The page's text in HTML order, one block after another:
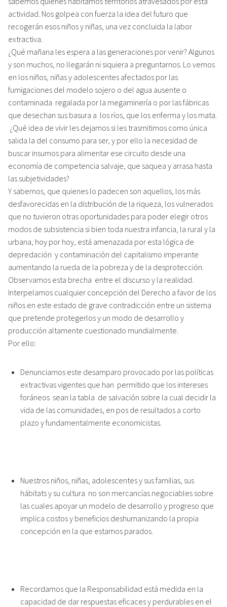
actividad. Nos golpea con fuerza la idea del futuro que
recogerán esos niños y niñas, una vez concluida la labor
extractiva.
¿Qué mañana les espera a las generaciones por venir? Algunos
y son muchos, no llegarán ni siquiera a preguntarnos. Lo vemos
en los niños, niñas y adolescentes afectados por las
fumigaciones del modelo sojero o del agua ausente o
contaminada regalada por la megaminería o por las fábricas
que desechan sus basura a los ríos, que los enferma y los mata.
¿Qué idea de vivir les dejamos si les trasmitimos como única
salida la del consumo para ser, y por ello la necesidad de
buscar insumos para alimentar ese circuito desde una
economía de competencia salvaje, que saquea y arrasa hasta
las subjetividades?
Y sabemos, que quienes lo padecen son aquellos, los más
desfavorecidas en la distribución de la riqueza, los vulnerados
que no tuvieron otras oportunidades para poder elegir otros
modos de subsistencia si bien toda nuestra infancia, la rural y la
urbana, hoy por hoy, está amenazada por esta lógica de
depredación y contaminación del capitalismo imperante
aumentando la rueda de la pobreza y de la desprotección.
Observamos esta brecha entre el discurso y la realidad.
Interpelamos cualquier concepción del Derecho a favor de los
niños en este estado de grave contradicción entre un sistema
que pretende protegerlos y un modo de desarrollo y
producción altamente cuestionado mundialmente.
Por ello:
Denunciamos este desamparo provocado por las políticas
extractivas vigentes que han permitido que los intereses
foráneos sean la tabla de salvación sobre la cual decidir la
vida de las comunidades, en pos de resultados a corto
plazo y fundamentalmente economicistas.
Nuestros niños, niñas, adolescentes y sus familias, sus
hábitats y su cultura no son mercancías negociables sobre
las cuales apoyar un modelo de desarrollo y progreso que
implica costos y beneficios deshumanizando la propia
concepción en la que estamos parados.
Recordamos que la Responsabilidad está medida en la
capacidad de dar respuestas eficaces y perdurables en el